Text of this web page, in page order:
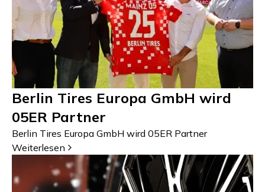
Berlin Tires Europa GmbH wird
05ER Partner
Berlin Tires Europa GmbH wird 05ER Partner
Weiterlesen